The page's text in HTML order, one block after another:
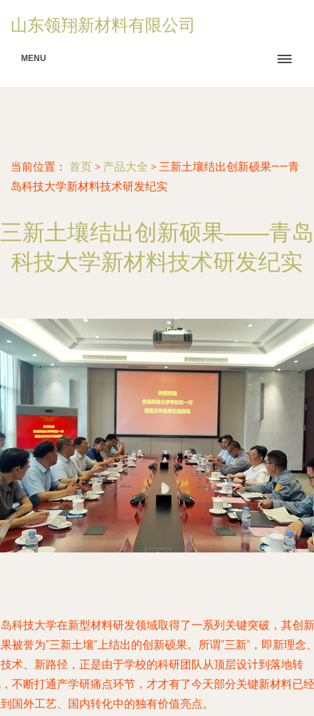
山东领翔新材料有限公司
MENU
当前位置： 首页 > 产品大全 > 三新土壤结出创新硕果——青
岛科技大学新材料技术研发纪实
三新土壤结出创新硕果——青岛
科技大学新材料技术研发纪实
科技大学在新型材料研发领域取得了一系列关键突破，其创新
被誉为“三新土壤”上结出的创新硕果。所谓“三新”，即新理念
术、新路径，正是由于学校的科研团队从顶层设计到落地转
不断打通产学研痛点环节，才才有了今天部分关键新材料已经
国外工艺、国内转化中的独有价值亮点。